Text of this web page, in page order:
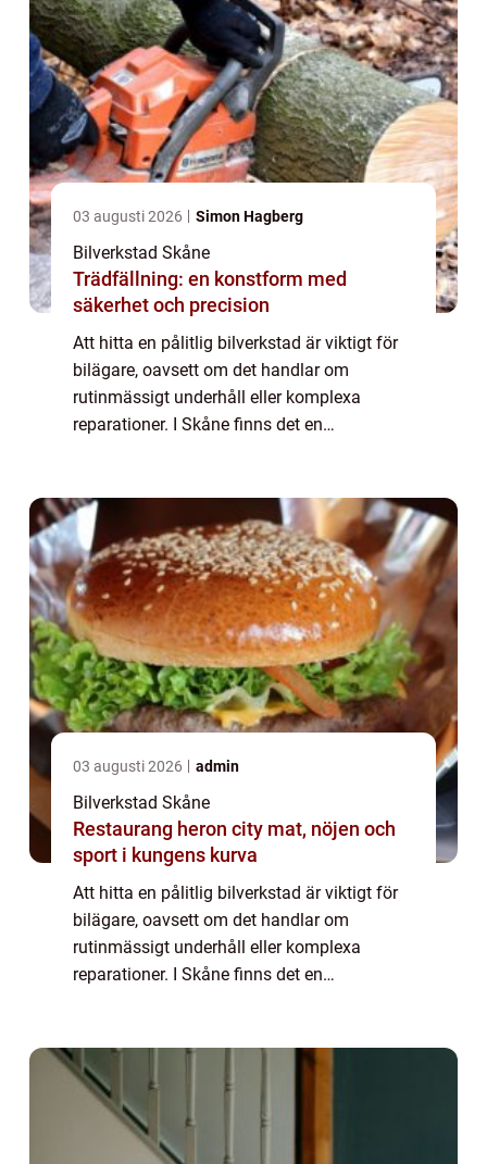
03 augusti 2026 Simon Hagberg
Bilverkstad Skåne
Trädfällning: en konstform med
säkerhet och precision
Att hitta en pålitlig bilverkstad är viktigt för
bilägare, oavsett om det handlar om
rutinmässigt underhåll eller komplexa
reparationer. I Skåne finns det en
03 augusti 2026 admin
Bilverkstad Skåne
Restaurang heron city mat, nöjen och
sport i kungens kurva
Att hitta en pålitlig bilverkstad är viktigt för
bilägare, oavsett om det handlar om
rutinmässigt underhåll eller komplexa
reparationer. I Skåne finns det en